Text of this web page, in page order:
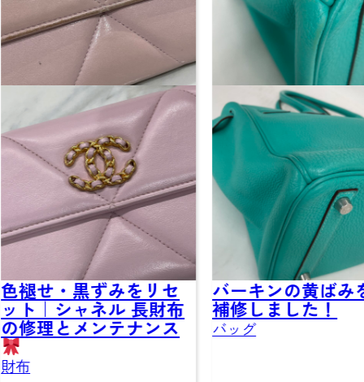
・黒ずみをリセ
シャネル 長財布
とメンテナンス
バーキンの黄ばみを色
補修しました！
バッグ